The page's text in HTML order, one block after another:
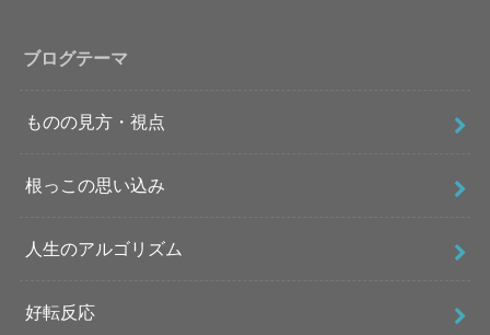
ブログテーマ
ものの見方・視点
根っこの思い込み
人生のアルゴリズム
好転反応